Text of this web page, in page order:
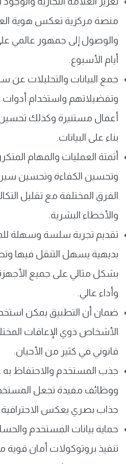
منصة مركزية تعكس هوية
والوصول إلى جمهور عالمي
أيام الأسبوع.
جمع البيانات والتحليلات
وتفضيلاتهم واستخدام أدوات
أعمال مستنيرة وكذلك
بناء على البيانات.
أتمتة العمليات والمهام
وتحسين الكفاءة وتحسين سير
الفرق المختلفة مع تقليل
والأخطاء البشرية.
تقديم تجربة سلسة وسهلة
بديهية يسهل التنقل فيها
بشكل مثالي على جميع
وأداء عالي.
ضمان أن التطبيق يمكن
الأشخاص ذوي الإعاقات
قانوني في كثير من الأحيان.
جذب المستخدم والاحتفاظ به
ووظائف مفيدة تجعل
جذاب بصري يعكس الاحترافية.
حماية بيانات المستخدم
تنفيذ بروتوكولات أمان قوية